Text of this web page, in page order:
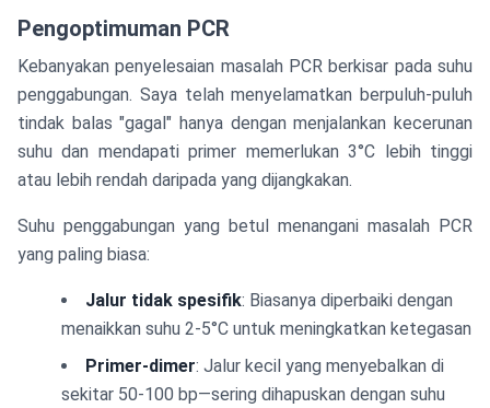
Pengoptimuman PCR
Kebanyakan penyelesaian masalah PCR berkisar pada suhu
penggabungan. Saya telah menyelamatkan berpuluh-puluh
tindak balas "gagal" hanya dengan menjalankan kecerunan
suhu dan mendapati primer memerlukan 3°C lebih tinggi
atau lebih rendah daripada yang dijangkakan.
Suhu penggabungan yang betul menangani masalah PCR
yang paling biasa:
Jalur tidak spesifik: Biasanya diperbaiki dengan
menaikkan suhu 2-5°C untuk meningkatkan ketegasan
Primer-dimer: Jalur kecil yang menyebalkan di
sekitar 50-100 bp—sering dihapuskan dengan suhu